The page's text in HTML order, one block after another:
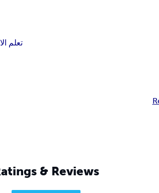
تعلم
& Reviews